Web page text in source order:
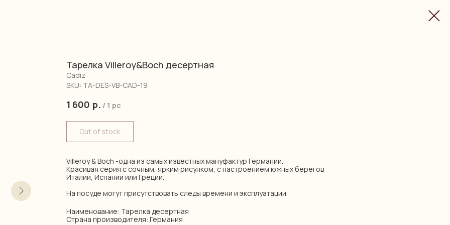
Тарелка Villeroy&Boch десертная
Cadiz
SKU: TA-DES-VB-CAD-19
1 600 р. / 1 pc
Out of stock
Villeroy & Boch -одна из самых известных мануфактур Германии.
Красивая серия с сочным, ярким рисунком, с настроением южных берегов
Италии, Испании или Греции.
На посуде могут присутствовать следы времени и эксплуатации.
Наименование: Тарелка десертная
Страна производителя: Германия